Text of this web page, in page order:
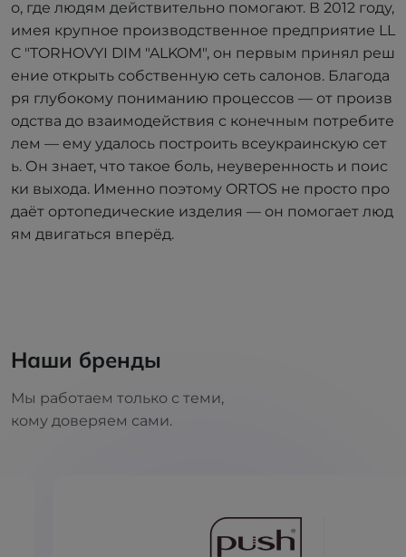
о, где людям действительно помогают. В 2012 году,
имея крупное производственное предприятие LL
C "TORHOVYI DIM "ALKOM", он первым принял реш
ение открыть собственную сеть салонов. Благода
ря глубокому пониманию процессов — от произв
одства до взаимодействия с конечным потребите
лем — ему удалось построить всеукраинскую сет
ь. Он знает, что такое боль, неуверенность и поис
ки выхода. Именно поэтому ORTOS не просто про
даёт ортопедические изделия — он помогает люд
ям двигаться вперёд.
Наши бренды
Мы работаем только с теми,
кому доверяем сами.